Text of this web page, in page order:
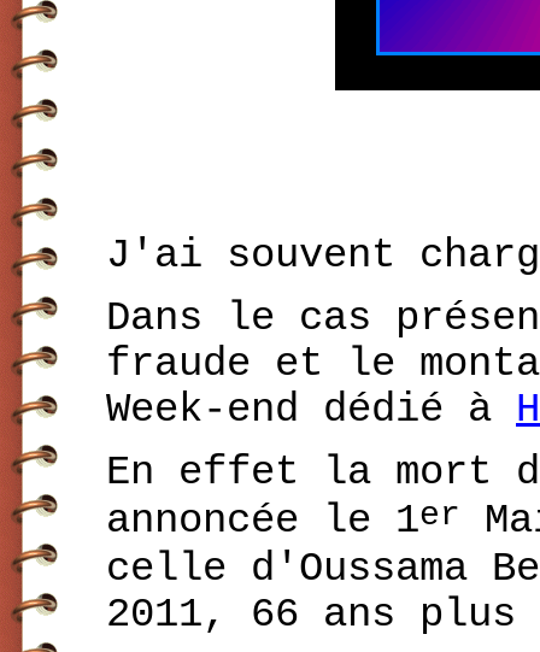
J'ai souvent
Dans le cas
fraude et le
Week-end dédié à
En effet la mort
annoncée le 1er
celle d'Oussama
2011, 66 ans